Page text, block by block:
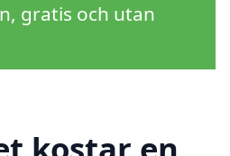
gratis och utan